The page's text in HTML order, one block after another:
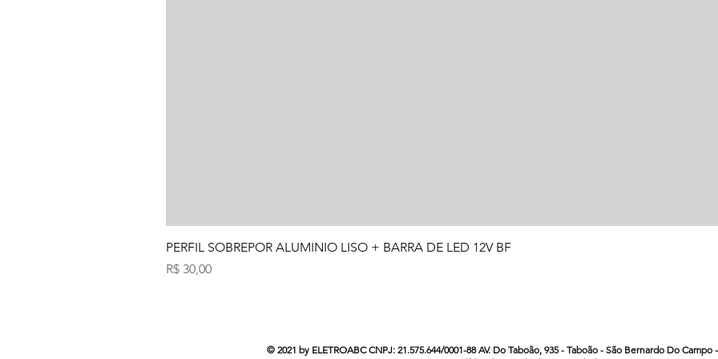
Visualização rápida
PERFIL SOBREPOR ALUMINIO LISO + BARRA DE LED 12V BF
Preço
R$ 30,00
© 2021 by ELETROABC CNPJ: 21.575.644/0001-88 AV. Do Taboão, 935 - Taboão - São Bernardo Do Campo